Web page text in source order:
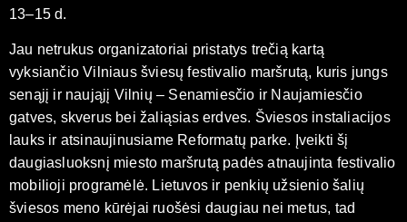
13–15 d.
Jau netrukus organizatoriai pristatys trečią kartą
vyksiančio Vilniaus šviesų festivalio maršrutą, kuris jungs
senąjį ir naująjį Vilnių – Senamiesčio ir Naujamiesčio
gatves, skverus bei žaliąsias erdves. Šviesos instaliacijos
lauks ir atsinaujinusiame Reformatų parke. Įveikti šį
daugiasluoksnį miesto maršrutą padės atnaujinta festivalio
mobilioji programėlė. Lietuvos ir penkių užsienio šalių
šviesos meno kūrėjai ruošėsi daugiau nei metus, tad